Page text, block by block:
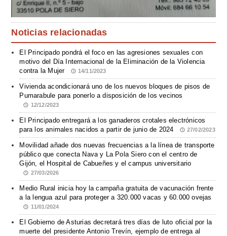
Noticias relacionadas
El Principado pondrá el foco en las agresiones sexuales con
motivo del Día Internacional de la Eliminación de la Violencia
contra la Mujer
14/11/2023
Vivienda acondicionará uno de los nuevos bloques de pisos de
Pumarabule para ponerlo a disposición de los vecinos
12/12/2023
El Principado entregará a los ganaderos crotales electrónicos
para los animales nacidos a partir de junio de 2024
27/02/2023
Movilidad añade dos nuevas frecuencias a la línea de transporte
público que conecta Nava y La Pola Siero con el centro de
Gijón, el Hospital de Cabueñes y el campus universitario
27/03/2026
Medio Rural inicia hoy la campaña gratuita de vacunación frente
a la lengua azul para proteger a 320.000 vacas y 60.000 ovejas
11/01/2024
El Gobierno de Asturias decretará tres días de luto oficial por la
muerte del presidente Antonio Trevín, ejemplo de entrega al